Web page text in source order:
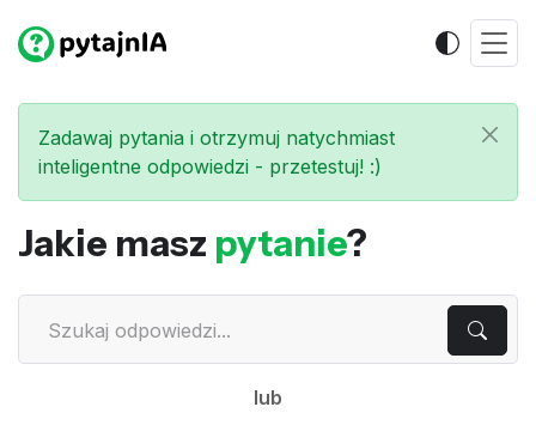
Zadawaj pytania i otrzymuj natychmiast
inteligentne odpowiedzi - przetestuj! :)
Jakie masz pytanie?
lub